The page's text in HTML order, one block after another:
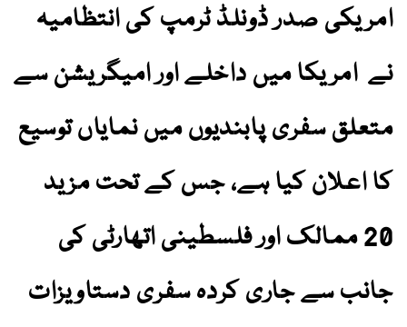
امریکی صدر ڈونلڈ ٹرمپ کی انتظامیہ
نے امریکا میں داخلے اور امیگریشن سے
متعلق سفری پابندیوں میں نمایاں توسیع
کا اعلان کیا ہے، جس کے تحت مزید
20 ممالک اور فلسطینی اتھارٹی کی
جانب سے جاری کردہ سفری دستاویزات